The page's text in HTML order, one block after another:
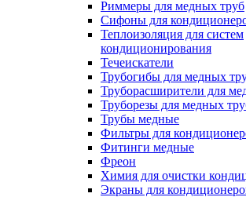
Риммеры для медных труб
Сифоны для
Теплоизоляция для систем
кондиционирования
Течеискатели
Трубогибы для медных
Труборасширители для
Труборезы для медных
Трубы медные
Фильтры для
Фитинги медные
Фреон
Химия для очистки
Экраны для